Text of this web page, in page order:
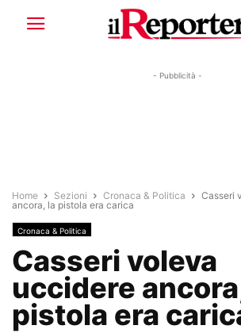
- Pubblicità -
Home Sezioni Cronaca & Politica
Casseri
ancora, la pistola era carica
Cronaca & Politica
Casseri voleva
uccidere
pistola era